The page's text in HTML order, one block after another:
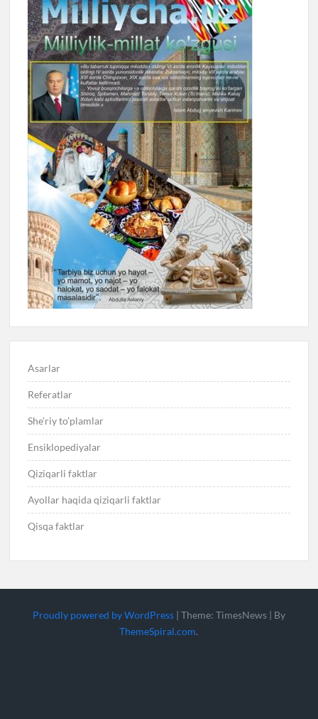
Asarlar
Referatlar
She’riy to’plamlar
Ensiklopediyalar
Qiziqarli faktlar
Ayollar haqida qiziqarli faktlar
Qisqa faktlar
Proudly powered by WordPress | Theme: TimesNews | By
ThemeSpiral.com.